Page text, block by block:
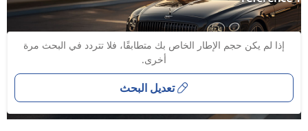
إذا لم يكن حجم الإطار الخاص بك متطابقًا، فلا تتردد في البحث مرة
أخرى.
تعديل البحث